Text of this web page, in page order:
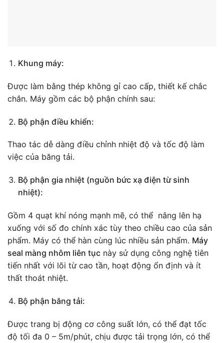
Khung máy:
Được làm bằng thép không gỉ cao cấp, thiết kế chắc
chắn. Máy gồm các bộ phận chính sau:
Bộ phận điều khiển:
Thao tác dễ dàng điều chỉnh nhiệt độ và tốc độ làm
việc của băng tải.
Bộ phận gia nhiệt (nguồn bức xạ điện từ sinh
nhiệt):
Gồm 4 quạt khí nóng mạnh mẽ, có thể nâng lên hạ
xuống với số đo chính xác tùy theo chiều cao của sản
phẩm. Máy có thể hàn cùng lúc nhiều sản phẩm. Máy
seal màng nhôm liên tục này sử dụng công nghệ tiên
tiến nhất với lõi từ cao tần, hoạt động ổn định và ít
thất thoát nhiệt.
Bộ phận băng tải:
Được trang bị động cơ công suất lớn, có thể đạt tốc
độ tối đa 0 – 5m/phút, chịu được tải trọng lớn, có thể